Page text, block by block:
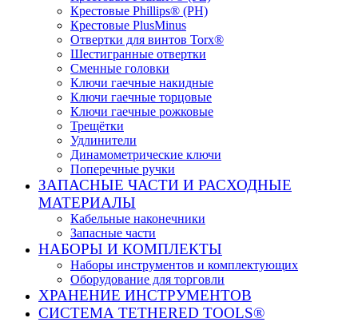
Крестовые Phillips® (PH)
Крестовые PlusMinus
Отвертки для винтов Torx®
Шестигранные отвертки
Сменные головки
Ключи гаечные накидные
Ключи гаечные торцовые
Ключи гаечные рожковые
Трещётки
Удлинители
Динамометрические ключи
Поперечные ручки
ЗАПАСНЫЕ ЧАСТИ И РАСХОДНЫЕ
МАТЕРИАЛЫ
Кабельные наконечники
Запасные части
НАБОРЫ И КОМПЛЕКТЫ
Наборы инструментов и комплектующих
Оборудование для торговли
ХРАНЕНИЕ ИНС­ТРУ­МЕН­ТОВ
СИСТЕМА TETHERED TOOLS®